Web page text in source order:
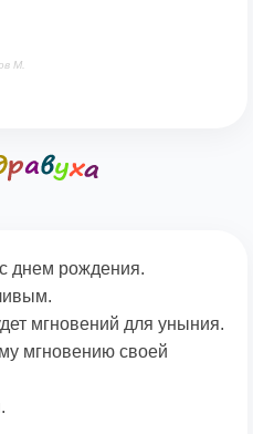
М.
днем рождения.
мгновений для уныния.
мгновению своей